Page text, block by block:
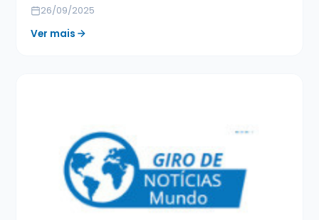
26/09/2025
Ver mais